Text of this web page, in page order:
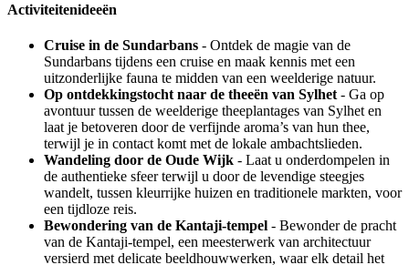
Activiteitenideeën
Cruise in de Sundarbans - Ontdek de magie van de
Sundarbans tijdens een cruise en maak kennis met een
uitzonderlijke fauna te midden van een weelderige natuur.
Op ontdekkingstocht naar de theeën van Sylhet - Ga op
avontuur tussen de weelderige theeplantages van Sylhet en
laat je betoveren door de verfijnde aroma’s van hun thee,
terwijl je in contact komt met de lokale ambachtslieden.
Wandeling door de Oude Wijk - Laat u onderdompelen in
de authentieke sfeer terwijl u door de levendige steegjes
wandelt, tussen kleurrijke huizen en traditionele markten, voor
een tijdloze reis.
Bewondering van de Kantaji-tempel - Bewonder de pracht
van de Kantaji-tempel, een meesterwerk van architectuur
versierd met delicate beeldhouwwerken, waar elk detail het